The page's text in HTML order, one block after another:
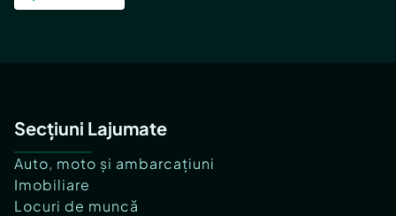
Secțiuni Lajumate
Auto, moto și ambarcațiuni
Imobiliare
Locuri de muncă